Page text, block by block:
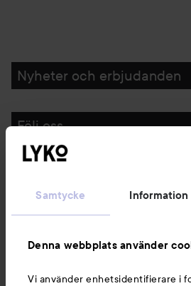
Samtycke Information
Denna webbplats använder
Vi använder enhetsidentifierare i
Nyheter och erbjudanden
Följ oss
Du kanske också gillar